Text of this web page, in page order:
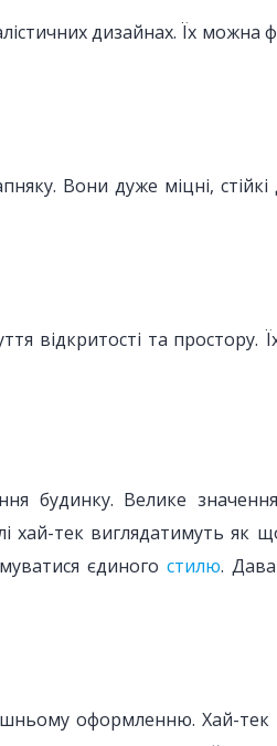
дизайнах. Їх можна
Вони дуже міцні,
відкритості та простору.
будинку. Велике
хай-тек виглядатимуть як
єдиного стилю.
оформленню. Хай-тек